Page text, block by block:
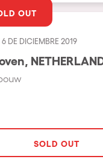
Music
Trip
Rowest
OUT
6 DE DICIEMBRE 2019
Eindhoven,
SOLD OUT